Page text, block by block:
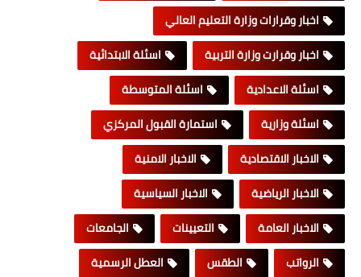
اخبار وقرارات وزارة التعليم العالي
اخبار وقرارت وزارة التربية
اسئلة الابتدائية
اسئلة الاعدادية
اسئلة المتوسطة
اسئلة وزارية
استمارة القبول المركزي
الاخبار الاقتصادية
الاخبار الامنية
الاخبار الرياضية
الاخبار السياسية
الاخبار العامة
التعيينات
الجامعات
الرواتب
الطقس
العطل الرسمية